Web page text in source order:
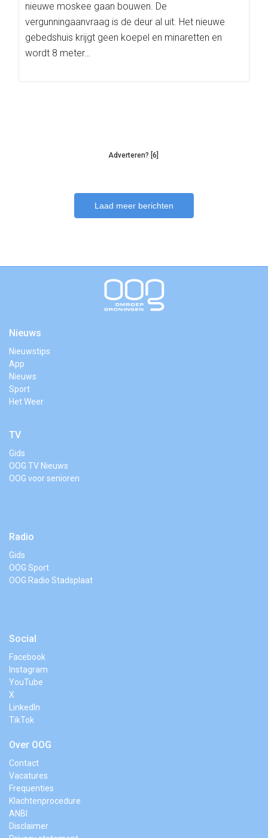
nieuwe moskee gaan bouwen. De
vergunningaanvraag is de deur al uit. Het nieuwe
gebedshuis krijgt geen koepel en minaretten en
wordt 8 meter…
Adverteren? [6]
Laad meer berichten
Nieuws
Nieuwstips
App
Nieuws
Sport
Het Weer
TV
Gids
OOG TV Nieuws
OOG voor senioren
Radio
Gids
OOG Sport
OOG Radio Stadsplaat
Social
Facebook
Instagram
YouTube
X
LinkedIn
TikTok
Over OOG
Contact
Vacatures
Frequenties
Klachtenprocedure
ANBI
Disclaimer